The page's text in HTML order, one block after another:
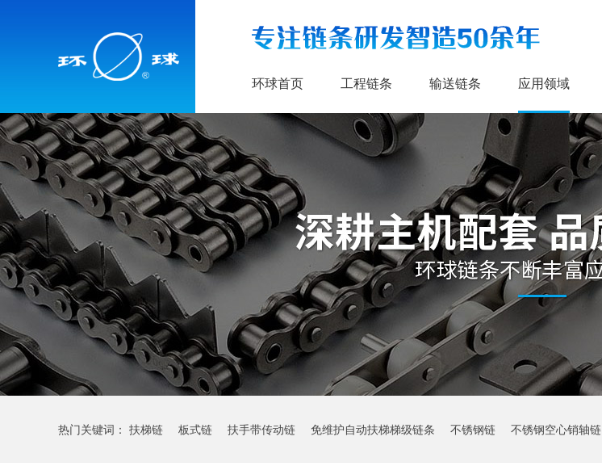
环球首页 工程链条 输送链条 应用领域
热门关键词： 扶梯链 板式链 扶手带传动链 免维护自动扶梯梯级链条 不锈钢链 不锈钢空心销轴链